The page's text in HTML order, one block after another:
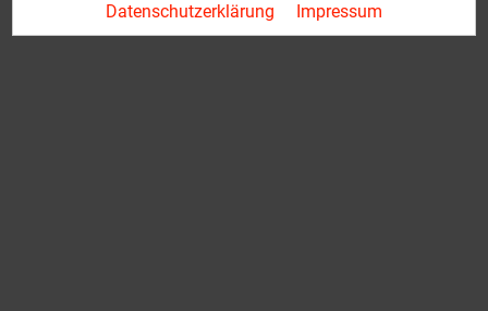
Datenschutzerklärung Impressum